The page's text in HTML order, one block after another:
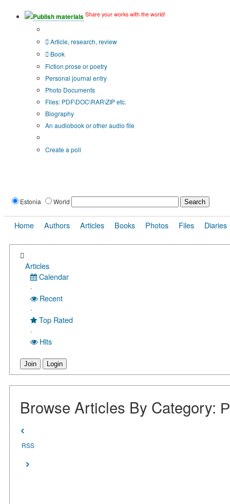
Publish materials Share your works with the world!
Article, research, review
Book
Fiction prose or poetry
Personal journal entry
Photo Documents
Files: PDF\DOC\RAR\ZIP etc.
Biography
An audiobook or other audio file
Create a poll
Estonia World
Home Authors Articles Books Photos Files Diaries
Articles
Calendar
·
Recent
·
Top Rated
·
Hits
Join Login
Browse Articles By Category:
‹
RSS
›